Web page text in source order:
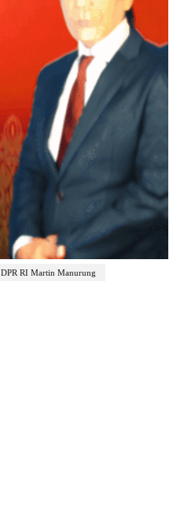
DPR RI Martin Manurung